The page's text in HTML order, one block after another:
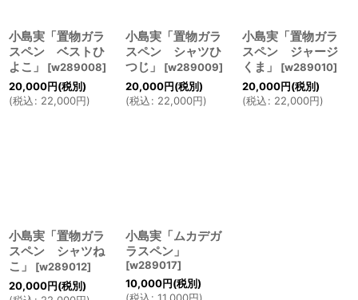
小島実「置物ガラ
スペン ベストひ
よこ」
[w289008]
20,000円(税別)
(税込: 22,000円)
小島実「置物ガラ
スペン シャツひ
つじ」
[w289009]
20,000円(税別)
(税込: 22,000円)
小島実「置物ガラ
スペン ジャージ
くま」
[w289010]
20,000円(税別)
(税込: 22,000円)
小島実「置物ガラ
スペン シャツね
こ」
[w289012]
20,000円(税別)
小島実「ムカデガ
ラスペン」
[w289017]
10,000円(税別)